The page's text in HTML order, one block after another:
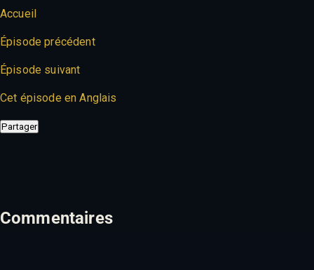
Accueil
Épisode précédent
Épisode suivant
Cet épisode en Anglais
Partager
Commentaires